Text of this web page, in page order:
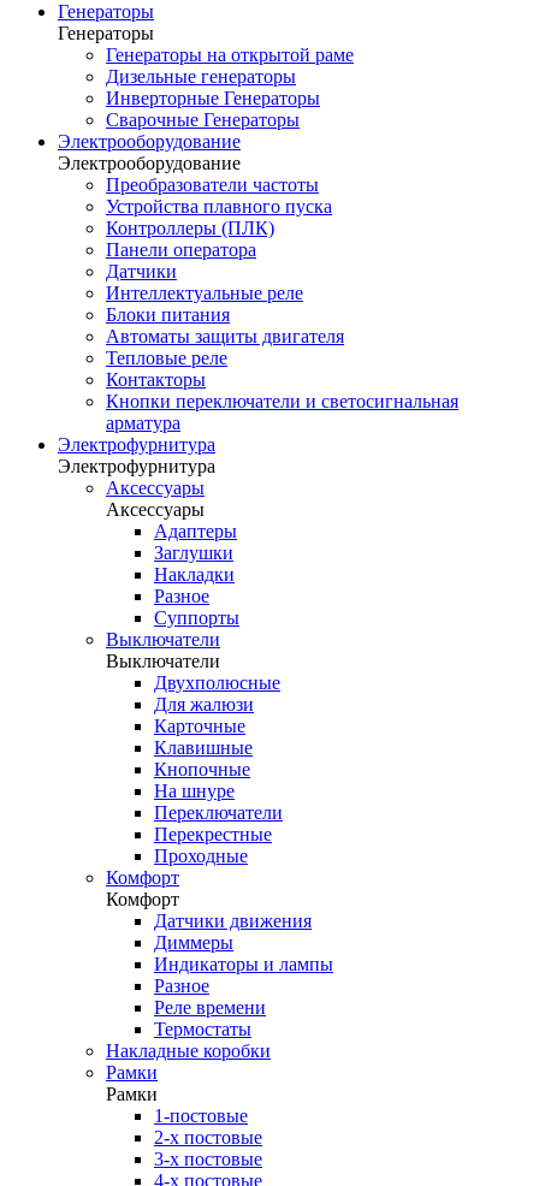
Генераторы
Генераторы
Генераторы на открытой раме
Дизельные генераторы
Инверторные Генераторы
Сварочные Генераторы
Электрооборудование
Электрооборудование
Преобразователи частоты
Устройства плавного пуска
Контроллеры (ПЛК)
Панели оператора
Датчики
Интеллектуальные реле
Блоки питания
Автоматы защиты двигателя
Тепловые реле
Контакторы
Кнопки переключатели и светосигнальная
арматура
Электрофурнитура
Электрофурнитура
Аксессуары
Аксессуары
Адаптеры
Заглушки
Накладки
Разное
Суппорты
Выключатели
Выключатели
Двухполюсные
Для жалюзи
Карточные
Клавишные
Кнопочные
На шнуре
Переключатели
Перекрестные
Проходные
Комфорт
Комфорт
Датчики движения
Диммеры
Индикаторы и лампы
Разное
Реле времени
Термостаты
Накладные коробки
Рамки
Рамки
1-постовые
2-х постовые
3-х постовые
4-х постовые